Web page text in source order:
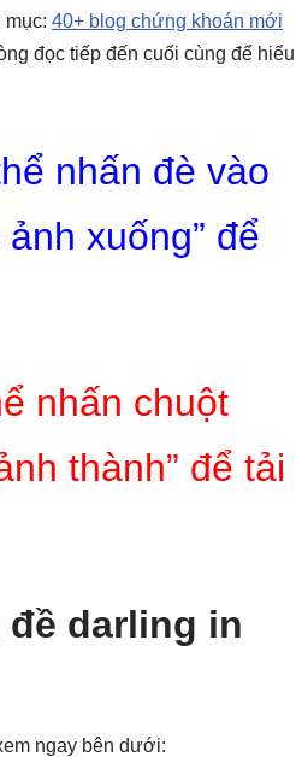
40+ blog chứng khoán mới
đọc tiếp đến cuối cùng để hiểu
nhấn đè vào
xuống” để
nhấn chuột
thành” để tải
darling in
ngay bên dưới: